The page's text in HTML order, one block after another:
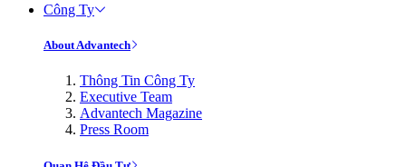
Công Ty
About Advantech
Thông Tin Công Ty
Executive Team
Advantech Magazine
Press Room